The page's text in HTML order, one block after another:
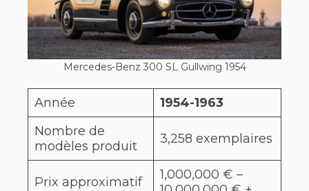
Mercedes-Benz 300 SL Gullwing 1954
Année
1954-1963
Nombre de
modèles produit
3,258 exemplaires
Prix approximatif
1,000,000 € –